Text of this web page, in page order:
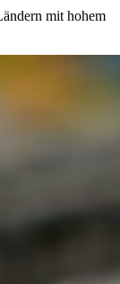
mit hohem